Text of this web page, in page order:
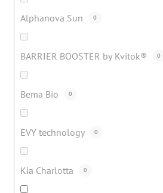
Alphanova Sun 0
BARRIER BOOSTER by Kvitok® 0
Bema Bio 0
EVY technology 0
Kia Charlotta 0